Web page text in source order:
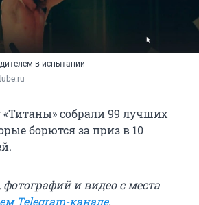
в испытании
собрали 99 лучших
борются за приз в 10
и видео с места
Telegram-канале.